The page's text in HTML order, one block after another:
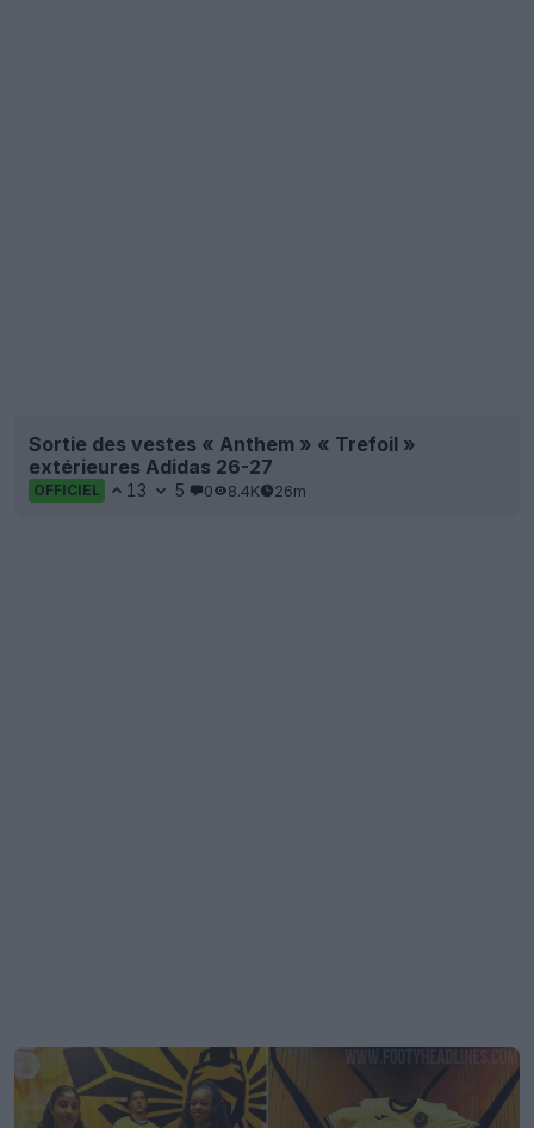
Sortie des vestes « Anthem » « Trefoil »
extérieures Adidas 26-27
OFFICIEL 13 5 0 8.4K 26m